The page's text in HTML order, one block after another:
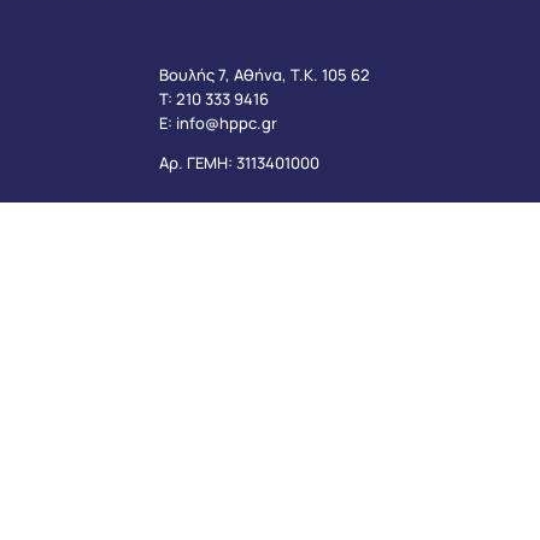
Βουλής 7, Αθήνα, Τ.Κ. 105 62
Τ: 210 333 9416
Ε: info@hppc.gr
Αρ. ΓΕΜΗ: 3113401000